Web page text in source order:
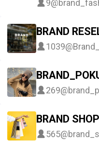
9
BRAND
1039
269
BRAND
565